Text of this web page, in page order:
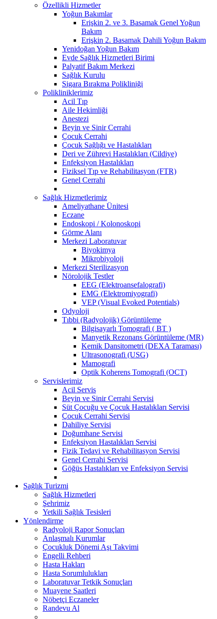
Özellikli Hizmetler
Yoğun Bakımlar
Erişkin 2. ve 3. Basamak Genel Yoğun
Bakım
Erişkin 2. Basamak Dahili Yoğun Bakım
Yenidoğan Yoğun Bakım
Evde Sağlık Hizmetleri Birimi
Palyatif Bakım Merkezi
Sağlık Kurulu
Sigara Bırakma Polikliniği
Polikliniklerimiz
Acil Tıp
Aile Hekimliği
Anestezi
Beyin ve Sinir Cerrahi
Çocuk Cerrahi
Çocuk Sağlığı ve Hastalıkları
Deri ve Zührevi Hastalıkları (Cildiye)
Enfeksiyon Hastalıkları
Fiziksel Tıp ve Rehabilitasyon (FTR)
Genel Cerrahi
Sağlık Hizmetlerimiz
Ameliyathane Ünitesi
Eczane
Endoskopi / Kolonoskopi
Görme Alanı
Merkezi Laboratuvar
Biyokimya
Mikrobiyoloji
Merkezi Sterilizasyon
Nörolojik Testler
EEG (Elektroansefalografi)
EMG (Elektromiyografi)
VEP (Visual Evoked Potentials)
Odyoloji
Tıbbi (Radyolojik) Görüntüleme
Bilgisayarlı Tomografi ( BT )
Manyetik Rezonans Görüntüleme (MR)
Kemik Dansitometri (DEXA Taraması)
Ultrasonografi (USG)
Mamografi
Optik Koherens Tomografi (OCT)
Servislerimiz
Acil Servis
Beyin ve Sinir Cerrahi Servisi
Süt Çocuğu ve Çocuk Hastalıkları Servisi
Çocuk Cerrahi Servisi
Dahiliye Servisi
Doğumhane Servisi
Enfeksiyon Hastalıkları Servisi
Fizik Tedavi ve Rehabilitasyon Servisi
Genel Cerrahi Servisi
Göğüs Hastalıkları ve Enfeksiyon Servisi
Sağlık Turizmi
Sağlık Hizmetleri
Şehrimiz
Yetkili Sağlık Tesisleri
Yönlendirme
Radyoloji Rapor Sonuçları
Anlaşmalı Kurumlar
Çocukluk Dönemi Aşı Takvimi
Engelli Rehberi
Hasta Hakları
Hasta Sorumlulukları
Laboratuvar Tetkik Sonuçları
Muayene Saatleri
Nöbetçi Eczaneler
Randevu Al